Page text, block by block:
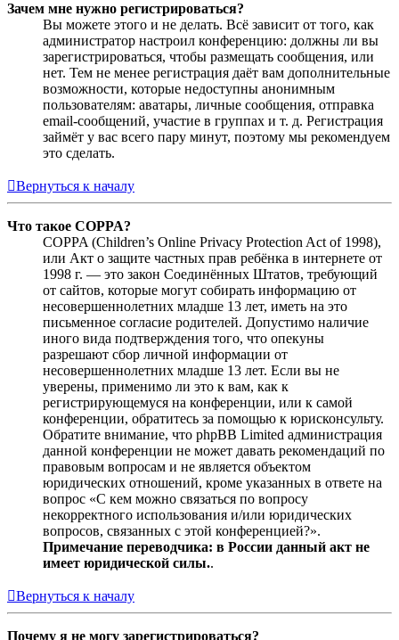
Зачем мне нужно регистрироваться?
Вы можете этого и не делать. Всё зависит от того, как
администратор настроил конференцию: должны ли вы
зарегистрироваться, чтобы размещать сообщения, или
нет. Тем не менее регистрация даёт вам дополнительные
возможности, которые недоступны анонимным
пользователям: аватары, личные сообщения, отправка
email-сообщений, участие в группах и т. д. Регистрация
займёт у вас всего пару минут, поэтому мы рекомендуем
это сделать.
Вернуться к началу
Что такое COPPA?
COPPA (Children’s Online Privacy Protection Act of 1998),
или Акт о защите частных прав ребёнка в интернете от
1998 г. — это закон Соединённых Штатов, требующий
от сайтов, которые могут собирать информацию от
несовершеннолетних младше 13 лет, иметь на это
письменное согласие родителей. Допустимо наличие
иного вида подтверждения того, что опекуны
разрешают сбор личной информации от
несовершеннолетних младше 13 лет. Если вы не
уверены, применимо ли это к вам, как к
регистрирующемуся на конференции, или к самой
конференции, обратитесь за помощью к юрисконсульту.
Обратите внимание, что phpBB Limited администрация
данной конференции не может давать рекомендаций по
правовым вопросам и не является объектом
юридических отношений, кроме указанных в ответе на
вопрос «С кем можно связаться по вопросу
некорректного использования и/или юридических
вопросов, связанных с этой конференцией?».
Примечание переводчика: в России данный акт не
имеет юридической силы..
Вернуться к началу
Почему я не могу зарегистрироваться?